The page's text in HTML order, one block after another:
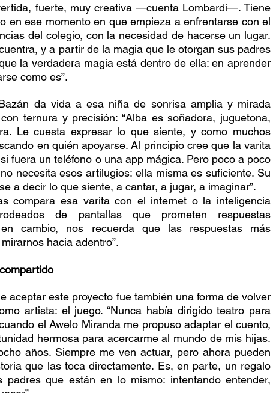
fuerte, muy creativa —cuenta Lombardi—. Tiene
en ese momento en que empieza a enfrentarse con el
del colegio, con la necesidad de hacerse un lugar.
y a partir de la magia que le otorgan sus padres
la verdadera magia está dentro de ella: en aprender
como es”.
da vida a esa niña de sonrisa amplia y mirada
ternura y precisión: “Alba es soñadora, juguetona,
Le cuesta expresar lo que siente, y como muchos
en quién apoyarse. Al principio cree que la varita
fuera un teléfono o una app mágica. Pero poco a poco
necesita esos artilugios: ella misma es suficiente. Su
a decir lo que siente, a cantar, a jugar, a imaginar”.
compara esa varita con el internet o la inteligencia
de pantallas que prometen respuestas
en cambio, nos recuerda que las respuestas más
hacia adentro”.
aceptar este proyecto fue también una forma de volver
artista: el juego. “Nunca había dirigido teatro para
el Awelo Miranda me propuso adaptar el cuento,
hermosa para acercarme al mundo de mis hijas.
años. Siempre me ven actuar, pero ahora pueden
que las toca directamente. Es, en parte, un regalo
que están en lo mismo: intentando entender,